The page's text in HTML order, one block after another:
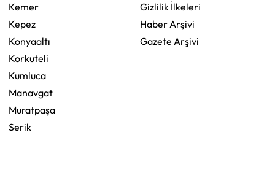
Kemer
Kepez
Konyaaltı
Korkuteli
Kumluca
Manavgat
Muratpaşa
Serik
Gizlilik İlkeleri
Haber Arşivi
Gazete Arşivi